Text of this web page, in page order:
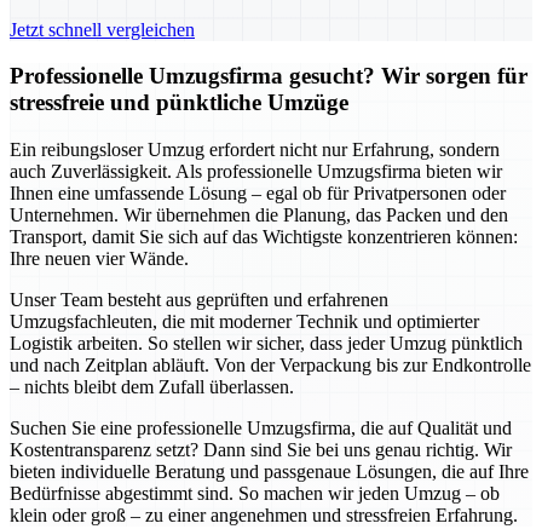
Jetzt schnell vergleichen
Professionelle Umzugsfirma gesucht? Wir sorgen für
stressfreie und pünktliche Umzüge
Ein reibungsloser Umzug erfordert nicht nur Erfahrung, sondern
auch Zuverlässigkeit. Als professionelle Umzugsfirma bieten wir
Ihnen eine umfassende Lösung – egal ob für Privatpersonen oder
Unternehmen. Wir übernehmen die Planung, das Packen und den
Transport, damit Sie sich auf das Wichtigste konzentrieren können:
Ihre neuen vier Wände.
Unser Team besteht aus geprüften und erfahrenen
Umzugsfachleuten, die mit moderner Technik und optimierter
Logistik arbeiten. So stellen wir sicher, dass jeder Umzug pünktlich
und nach Zeitplan abläuft. Von der Verpackung bis zur Endkontrolle
– nichts bleibt dem Zufall überlassen.
Suchen Sie eine professionelle Umzugsfirma, die auf Qualität und
Kostentransparenz setzt? Dann sind Sie bei uns genau richtig. Wir
bieten individuelle Beratung und passgenaue Lösungen, die auf Ihre
Bedürfnisse abgestimmt sind. So machen wir jeden Umzug – ob
klein oder groß – zu einer angenehmen und stressfreien Erfahrung.